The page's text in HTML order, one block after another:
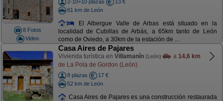
8 Fotos
Video
2-10+10 plazas
13 €
61 km de León
El Albergue Valle de Arbas está situado en la
localidad de Cubillas de Arbás, a 65km tanto de León
como de Oviedo, a 30km de la estación de ...
Casa Aires de Pajares
Vivienda turística en Villamanín (León) a 14,6 km
de La Pola de Gordon (León)
8 plazas
17 €
52 km de León
Casa Aires de Pajares es una construcción restaurada